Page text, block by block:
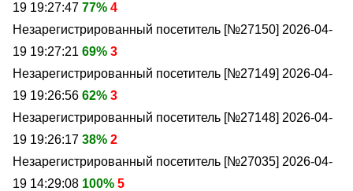
19 19:27:47 77% 4
Незарегистрированный посетитель [№27150] 2026-04-
19 19:27:21 69% 3
Незарегистрированный посетитель [№27149] 2026-04-
19 19:26:56 62% 3
Незарегистрированный посетитель [№27148] 2026-04-
19 19:26:17 38% 2
Незарегистрированный посетитель [№27035] 2026-04-
19 14:29:08 100% 5